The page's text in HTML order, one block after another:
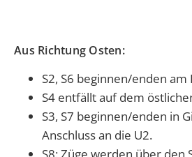
Aus Richtung Osten:
S2, S6 beginnen/enden
S4 entfällt auf dem
S3, S7 beginnen/enden in
Anschluss an die U2.